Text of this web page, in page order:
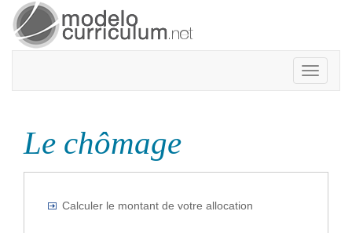
Toggle
Le chômage
Calculer le montant de votre allocation